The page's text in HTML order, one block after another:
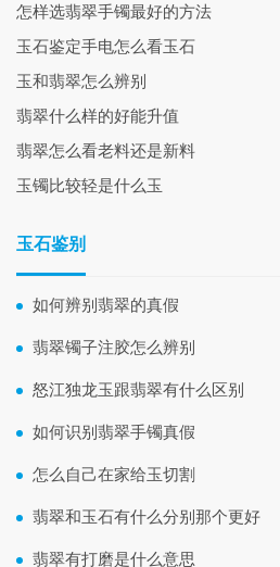
怎样选翡翠手镯最好的方法
玉石鉴定手电怎么看玉石
玉和翡翠怎么辨别
翡翠什么样的好能升值
翡翠怎么看老料还是新料
玉镯比较轻是什么玉
玉石鉴别
如何辨别翡翠的真假
翡翠镯子注胶怎么辨别
怒江独龙玉跟翡翠有什么区别
如何识别翡翠手镯真假
怎么自己在家给玉切割
翡翠和玉石有什么分别那个更好
翡翠有打磨是什么意思